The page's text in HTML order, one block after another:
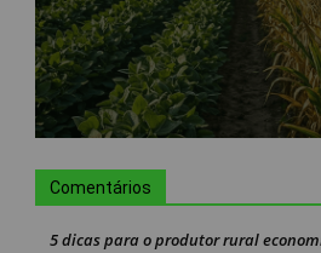
Comentários
5 dicas para o produtor rural